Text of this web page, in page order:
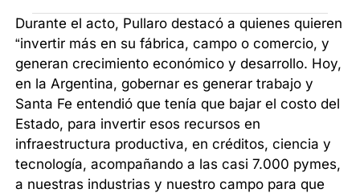
Durante el acto, Pullaro destacó a quienes quieren
“invertir más en su fábrica, campo o comercio, y
generan crecimiento económico y desarrollo. Hoy,
en la Argentina, gobernar es generar trabajo y
Santa Fe entendió que tenía que bajar el costo del
Estado, para invertir esos recursos en
infraestructura productiva, en créditos, ciencia y
tecnología, acompañando a las casi 7.000 pymes,
a nuestras industrias y nuestro campo para que